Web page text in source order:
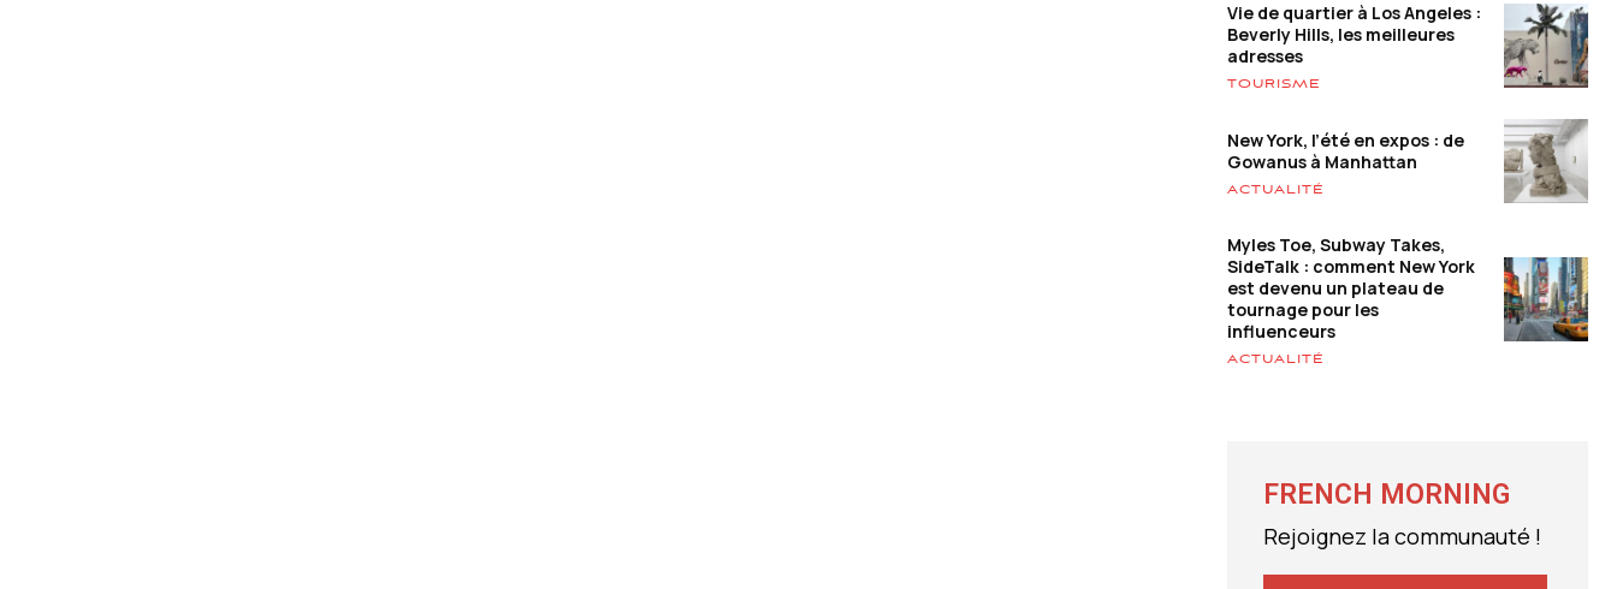
Vie de quartier à Los Angeles :
Beverly Hills, les meilleures
adresses
TOURISME
New York, l’été en expos : de
Gowanus à Manhattan
ACTUALITÉ
Myles Toe, Subway Takes,
SideTalk : comment New York
est devenu un plateau de
tournage pour les
influenceurs
ACTUALITÉ
FRENCH MORNING
Rejoignez la communauté !